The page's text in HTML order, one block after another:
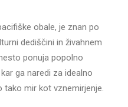
obale, je znan po
dediščini in živahnem
ponuja popolno
ga naredi za idealno
tako mir kot vznemirjenje.